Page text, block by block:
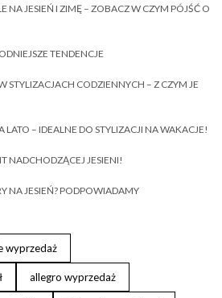
NA JESIEŃ I ZIMĘ – ZOBACZ W CZYM PÓJŚĆ O
TENDENCJE
STYLIZACJACH CODZIENNYCH – Z CZYM JE
LATO – IDEALNE DO STYLIZACJI NA WAKACJE!
NADCHODZĄCEJ JESIENI!
NA JESIEŃ? PODPOWIADAMY
wyprzedaż
allegro wyprzedaż